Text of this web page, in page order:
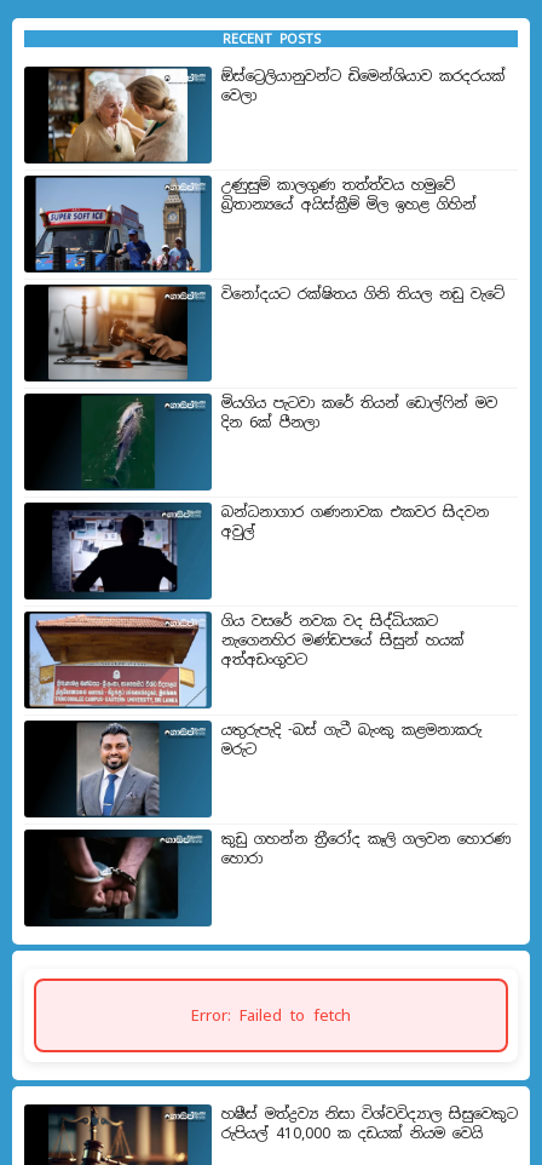
RECENT POSTS
ඕස්ට්‍රෙලියානුවන්ට ඩිමෙන්ශියාව කරදරයක්
වෙලා
උණුසුම් කාලගුණ තත්ත්වය හමුවේ
බ්‍රිතාන්‍යයේ අයිස්ක්‍රීම් මිල ඉහළ ගිහින්
විනෝදයට රක්ෂිතය ගිනි තියල නඩු වැටේ
මියගිය පැටවා කරේ තියන් ඩොල්ෆින් මව
දින 6ක් පීනලා
බන්ධනාගාර ගණනාවක එකවර සිදවන
අවුල්
ගිය වසරේ නවක වද සිද්ධියකට
නැගෙනහිර මණ්ඩපයේ සිසුන් හයක්
අත්අඩංගුවට
යතුරුපැදි -බස් ගැටී බැංකු කළමනාකරු
මරුට
කුඩු ගහන්න ත්‍රීරෝද කෑලි ගලවන හොරණ
හොරා
Error: Failed to fetch
හෂීස් මත්ද්‍රව්‍ය නිසා විශ්වවිද්‍යාල සිසුවෙකුට
රුපියල් 410,000 ක දඩයක් නියම වෙයි